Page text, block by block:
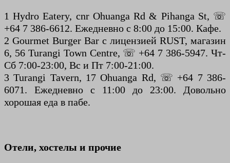
1 Hydro Eatery, cnr Ohuanga Rd & Pihanga St, ☏
+64 7 386-6612. Ежедневно с 8:00 до 15:00. Кафе.
2 Gourmet Burger Bar с лицензией RUST, магазин
6, 56 Turangi Town Centre, ☏ +64 7 386-5947. Чт-
Сб 7:00-23:00, Вс и Пт 7:00-21:00.
3 Turangi Tavern, 17 Ohuanga Rd, ☏ +64 7 386-
6071. Ежедневно с 11:00 до 23:00. Довольно
хорошая еда в пабе.
Отели, хостелы и прочие